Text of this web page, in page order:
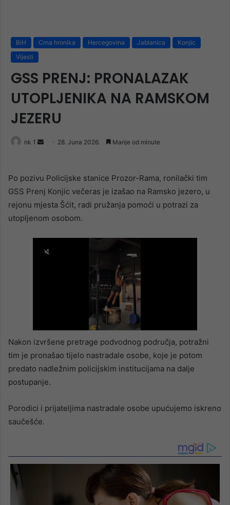
BiH Crna hronika Hercegovina Jablanica
Konjic
Vijesti
GSS PRENJ: PRONALAZAK
UTOPLJENIKA NA RAMSKOM
JEZERU
nk 1
Send 28. Juna 2026. Manje od minute
Po pozivu Policijske stanice Prozor-Rama, ronilački tim
GSS Prenj Konjic večeras je izašao na Ramsko jezero, u
rejonu mjesta Šćit, radi pružanja pomoći u potrazi za
utopljenom osobom.
Nakon izvršene pretrage podvodnog područja, potražni
tim je pronašao tijelo nastradale osobe, koje je potom
predato nadležnim policijskim institucijama na dalje
postupanje.
Porodici i prijateljima nastradale osobe upućujemo iskreno
saučešće.